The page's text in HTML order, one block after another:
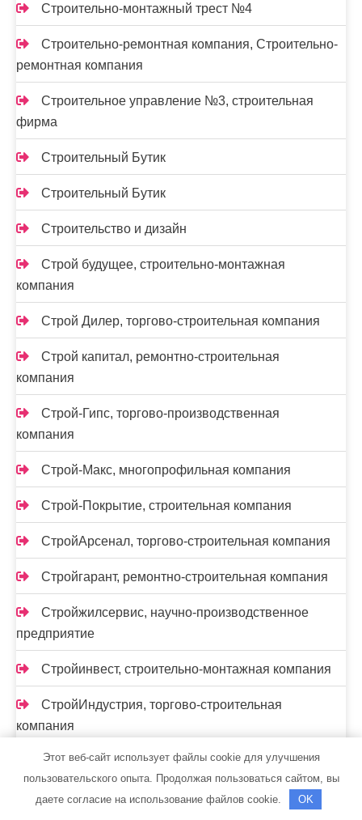
Строительно-монтажный трест №4
Строительно-ремонтная компания, Строительно-
ремонтная компания
Строительное управление №3, строительная
фирма
Строительный Бутик
Строительный Бутик
Строительство и дизайн
Строй будущее, строительно-монтажная
компания
Строй Дилер, торгово-строительная компания
Строй капитал, ремонтно-строительная
компания
Строй-Гипс, торгово-производственная
компания
Строй-Макс, многопрофильная компания
Строй-Покрытие, строительная компания
СтройАрсенал, торгово-строительная компания
Стройгарант, ремонтно-строительная компания
Стройжилсервис, научно-производственное
предприятие
Стройинвест, строительно-монтажная компания
СтройИндустрия, торгово-строительная
компания
Стройком, строительно-монтажная компания
Стройкомавто, строительно-монтажная
Этот веб-сайт использует файлы cookie для улучшения
пользовательского опыта. Продолжая пользоваться сайтом, вы
даете согласие на использование файлов cookie.
OK